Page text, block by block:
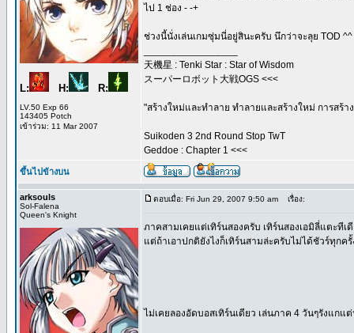
L: H: R:
LV.50 Exp 66
143405 Potch
เข้าร่วม: 11 Mar 2007
ไป 1 ช่อง - -+
ช่วงนี้นั่งเล่นเกมซุ่มนี่อยู่สินะครับ นึกว่าจะลุย TOD ^^
天機星 : Tenki Star : Star of Wisdom
スーパーロボット大戦OGS <<<
"สร้างใหม่และทำลาย ทำลายและสร้างใหม่ การสร้า
Suikoden 3 2nd Round Stop TwT
Geddoe : Chapter 1 <<<
ขึ้นไปข้างบน
arksouls
Sol-Falena
Queen's Knight
ตอบเมื่อ: Fri Jun 29, 2007 9:50 am เรื่อง:
ภาคสามเคยแต่เทิร์นสองครับ เทิร์นสองเอมิลี่แตะทีเ
แต่ถ้าเอาปกติยังไงก็เทิร์นสามล่ะครับไม่ได้ชัวร์ทุกค
ไม่เคยลองอัดบอสเทิร์นเดียว เล่นภาค 4 วันๆรังแกแ